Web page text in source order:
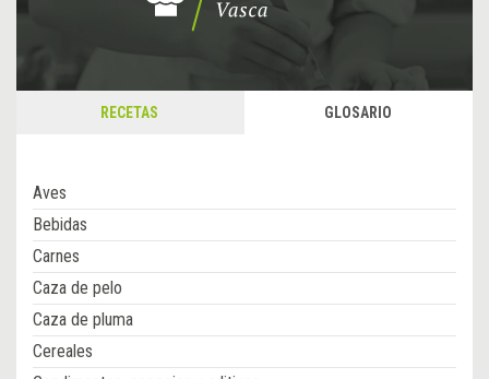
RECETAS GLOSARIO
Aves
Bebidas
Carnes
Caza de pelo
Caza de pluma
Cereales